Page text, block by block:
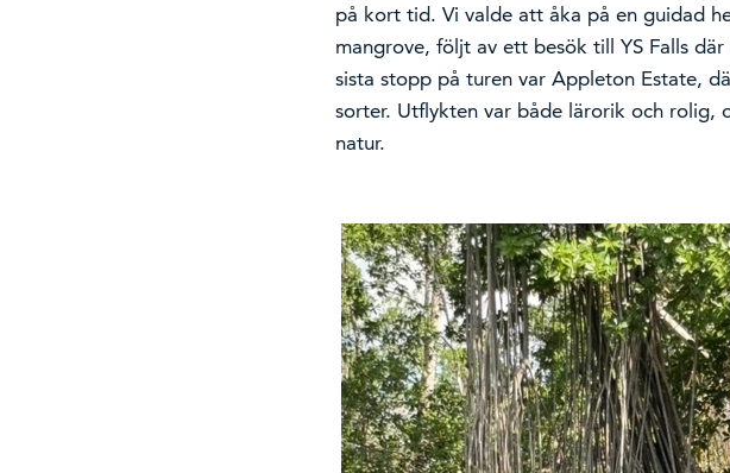
på kort tid. Vi valde att åka på en guidad
mangrove, följt av ett besök till YS Falls
sista stopp på turen var Appleton Estate,
sorter. Utflykten var både lärorik och rolig,
natur.